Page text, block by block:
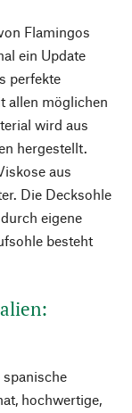
Flamingos
ein Update
perfekte
allen möglichen
wird aus
hergestellt.
aus
Die Decksohle
eigene
besteht
hochwertige,